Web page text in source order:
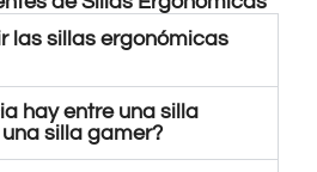
las sillas ergonómicas
hay entre una silla
silla gamer?